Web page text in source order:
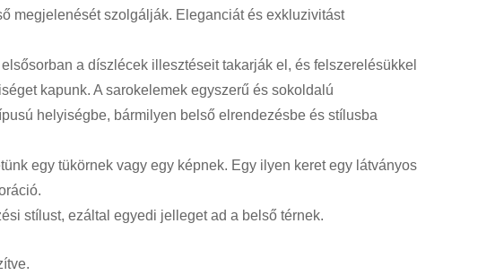
megjelenését szolgálják. Eleganciát és exkluzivitást
a díszlécek illesztéseit takarják el, és felszerelésükkel
kapunk. A sarokelemek egyszerű és sokoldalú
helyiségbe, bármilyen belső elrendezésbe és stílusba
egy tükörnek vagy egy képnek. Egy ilyen keret egy látványos
stílust, ezáltal egyedi jelleget ad a belső térnek.